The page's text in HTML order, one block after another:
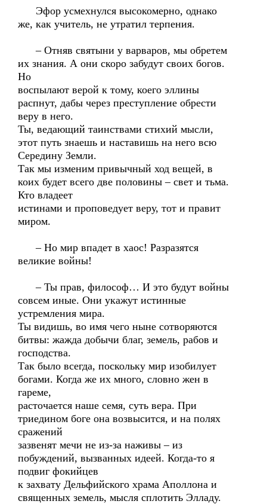
Эфор усмехнулся высокомерно, однако
же, как учитель, не утратил терпения.
– Отняв святыни у варваров, мы обретем
их знания. А они скоро забудут своих богов.
Но
воспылают верой к тому, коего эллины
распнут, дабы через преступление обрести
веру в него.
Ты, ведающий таинствами стихий мысли,
этот путь знаешь и наставишь на него всю
Середину Земли.
Так мы изменим привычный ход вещей, в
коих будет всего две половины – свет и тьма.
Кто владеет
истинами и проповедует веру, тот и правит
миром.
– Но мир впадет в хаос! Разразятся
великие войны!
– Ты прав, философ… И это будут войны
совсем иные. Они укажут истинные
устремления мира.
Ты видишь, во имя чего ныне сотворяются
битвы: жажда добычи благ, земель, рабов и
господства.
Так было всегда, поскольку мир изобилует
богами. Когда же их много, словно жен в
гареме,
расточается наше семя, суть вера. При
триедином боге она возвысится, и на полях
сражений
зазвенят мечи не из-за наживы – из
побуждений, вызванных идеей. Когда-то я
подвиг фокийцев
к захвату Дельфийского храма Аполлона и
священных земель, мысля сплотить Элладу.